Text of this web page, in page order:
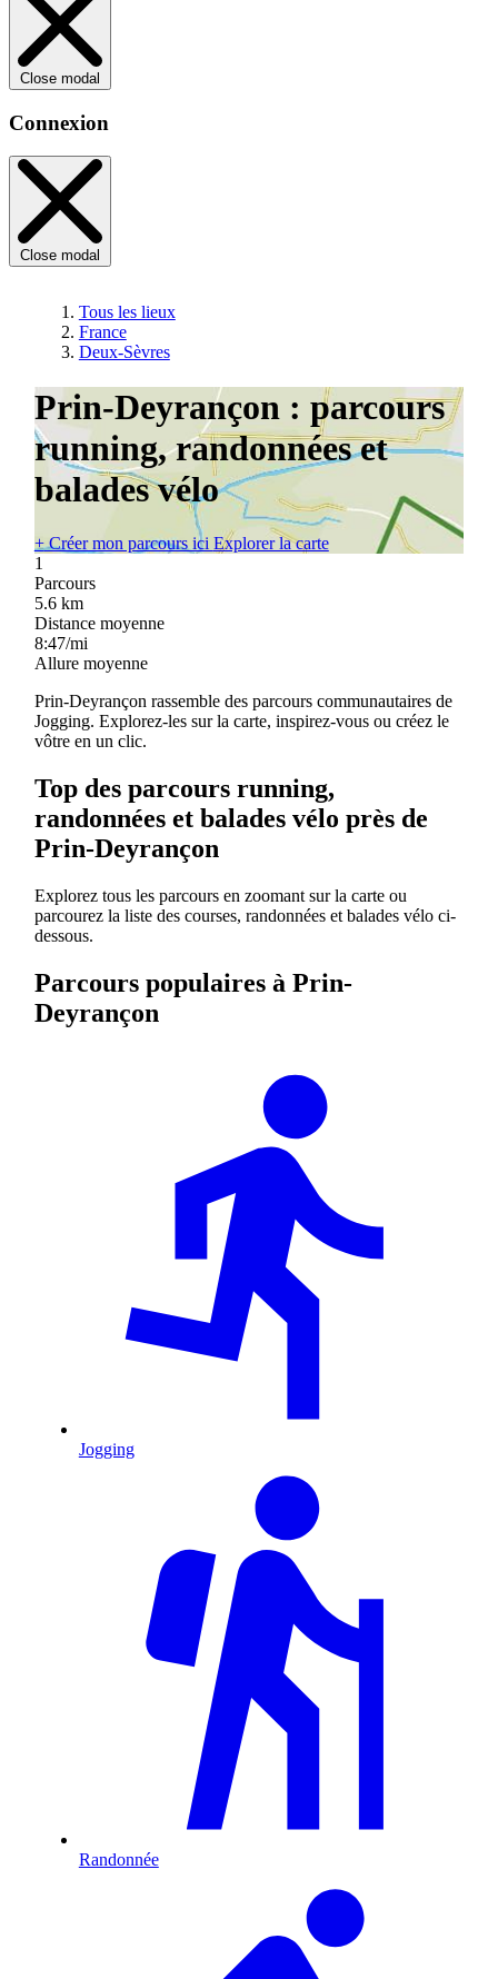
Close modal
Connexion
Close modal
Tous les lieux
France
Deux-Sèvres
Prin-Deyrançon : parcours
running, randonnées et
balades vélo
+Créer mon parcours ici Explorer la carte
1
Parcours
5.6 km
Distance moyenne
8:47/mi
Allure moyenne
Prin-Deyrançon rassemble des parcours communautaires de
Jogging. Explorez-les sur la carte, inspirez-vous ou créez le
vôtre en un clic.
Top des parcours running,
randonnées et balades vélo près de
Prin-Deyrançon
Explorez tous les parcours en zoomant sur la carte ou
parcourez la liste des courses, randonnées et balades vélo ci-
dessous.
Parcours populaires à Prin-
Deyrançon
Jogging
Randonnée